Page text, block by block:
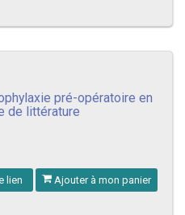
pré-opératoire en
de littérature
lien Ajouter à mon panier